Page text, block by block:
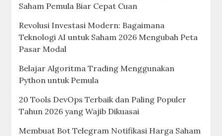
Saham Pemula Biar Cepat Cuan
Revolusi Investasi Modern: Bagaimana
Teknologi AI untuk Saham 2026 Mengubah Peta
Pasar Modal
Belajar Algoritma Trading Menggunakan
Python untuk Pemula
20 Tools DevOps Terbaik dan Paling Populer
Tahun 2026 yang Wajib Dikuasai
Membuat Bot Telegram Notifikasi Harga Saham